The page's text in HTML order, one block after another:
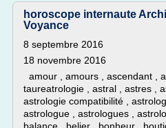
horoscope internaute
Voyance
8 septembre 2016
18 novembre 2016
amour , amours , ascendant ,
taureatrologie , astral , astres ,
astrologie compatibilité ,
astrologue , astrologues ,